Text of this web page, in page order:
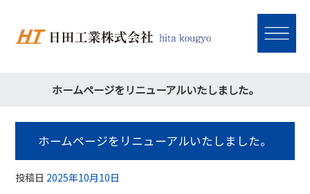
ホームページをリニューアルいたしました。
ホームページをリニューアルいたしました。
投稿日 2025年10月10日